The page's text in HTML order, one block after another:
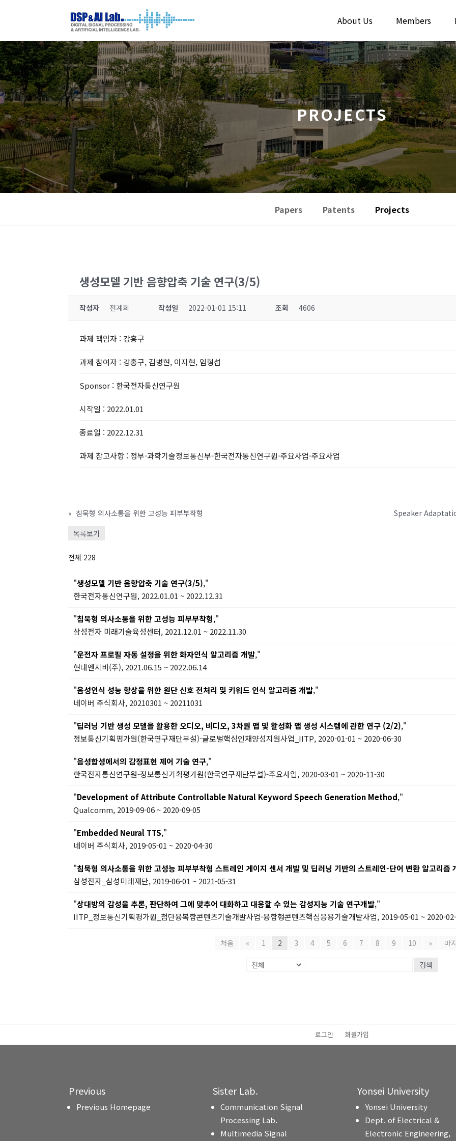
About Us Members
PROJECTS
Papers Patents Projects
생성모델 기반 음향압축 기술 연구(3/5)
작성자 전계희 작성일 2022-01-01 15:11 조회 4606
과제 책임자 : 강홍구
과제 참여자 : 강홍구, 김병현, 이지현, 임형섭
Sponsor : 한국전자통신연구원
시작일 : 2022.01.01
종료일 : 2022.12.31
과제 참고사항 : 정부-과학기술정보통신부-한국전자통신연구원-주요사업-주요사업
« 침묵형 의사소통을 위한 고성능 피부부착형 Speaker
목록보기
전체 228
"생성모델 기반 음향압축 기술 연구(3/5),"
한국전자통신연구원, 2022.01.01 ~ 2022.12.31
"침묵형 의사소통을 위한 고성능 피부부착형,"
삼성전자 미래기술육성센터, 2021.12.01 ~ 2022.11.30
"운전자 프로필 자동 설정을 위한 화자인식 알고리즘 개발,"
현대엔지비(주), 2021.06.15 ~ 2022.06.14
"음성인식 성능 향상을 위한 원단 신호 전처리 및 키워드 인식 알고리즘 개발,"
네이버 주식회사, 20210301 ~ 20211031
"딥러닝 기반 생성 모델을 활용한 오디오, 비디오, 3차원 맵 및 활성화 맵 생성 시스템에 관한 연구 (2/2),"
정보통신기획평가원(한국연구재단부설)-글로벌핵심인재양성지원사업_IITP, 2020-01-01 ~ 2020-06-30
"음성합성에서의 감정표현 제어 기술 연구,"
한국전자통신연구원-정보통신기획평가원(한국연구재단부설)-주요사업, 2020-03-01 ~ 2020-11-30
"Development of Attribute Controllable Natural Keyword Speech Generation Method,"
Qualcomm, 2019-09-06 ~ 2020-09-05
"Embedded Neural TTS,"
네이버 주식회사, 2019-05-01 ~ 2020-04-30
"침묵형 의사소통을 위한 고성능 피부부착형 스트레인 게이지 센서 개발 및 딥러닝 기반의 스트레인-단어 변환 알고리즘
삼성전자_삼성미래재단, 2019-06-01 ~ 2021-05-31
"상대방의 감성을 추론, 판단하여 그에 맞추어 대화하고 대응할 수 있는 감성지능 기술 연구개발,"
IITP_정보통신기획평가원_첨단융복합콘텐츠기술개발사업-융합형콘텐츠핵심응용기술개발사업, 2019-05-01 ~ 2020-
처음 « 1 2 3 4 5 6 7 8 9 10 » 마
검색
로그인 회원가입
Previous
Previous Homepage
Sister Lab.
Communication Signal
Processing Lab.
Multimedia Signal
Yonsei University
Yonsei University
Dept. of Electrical &
Electronic Engineering,